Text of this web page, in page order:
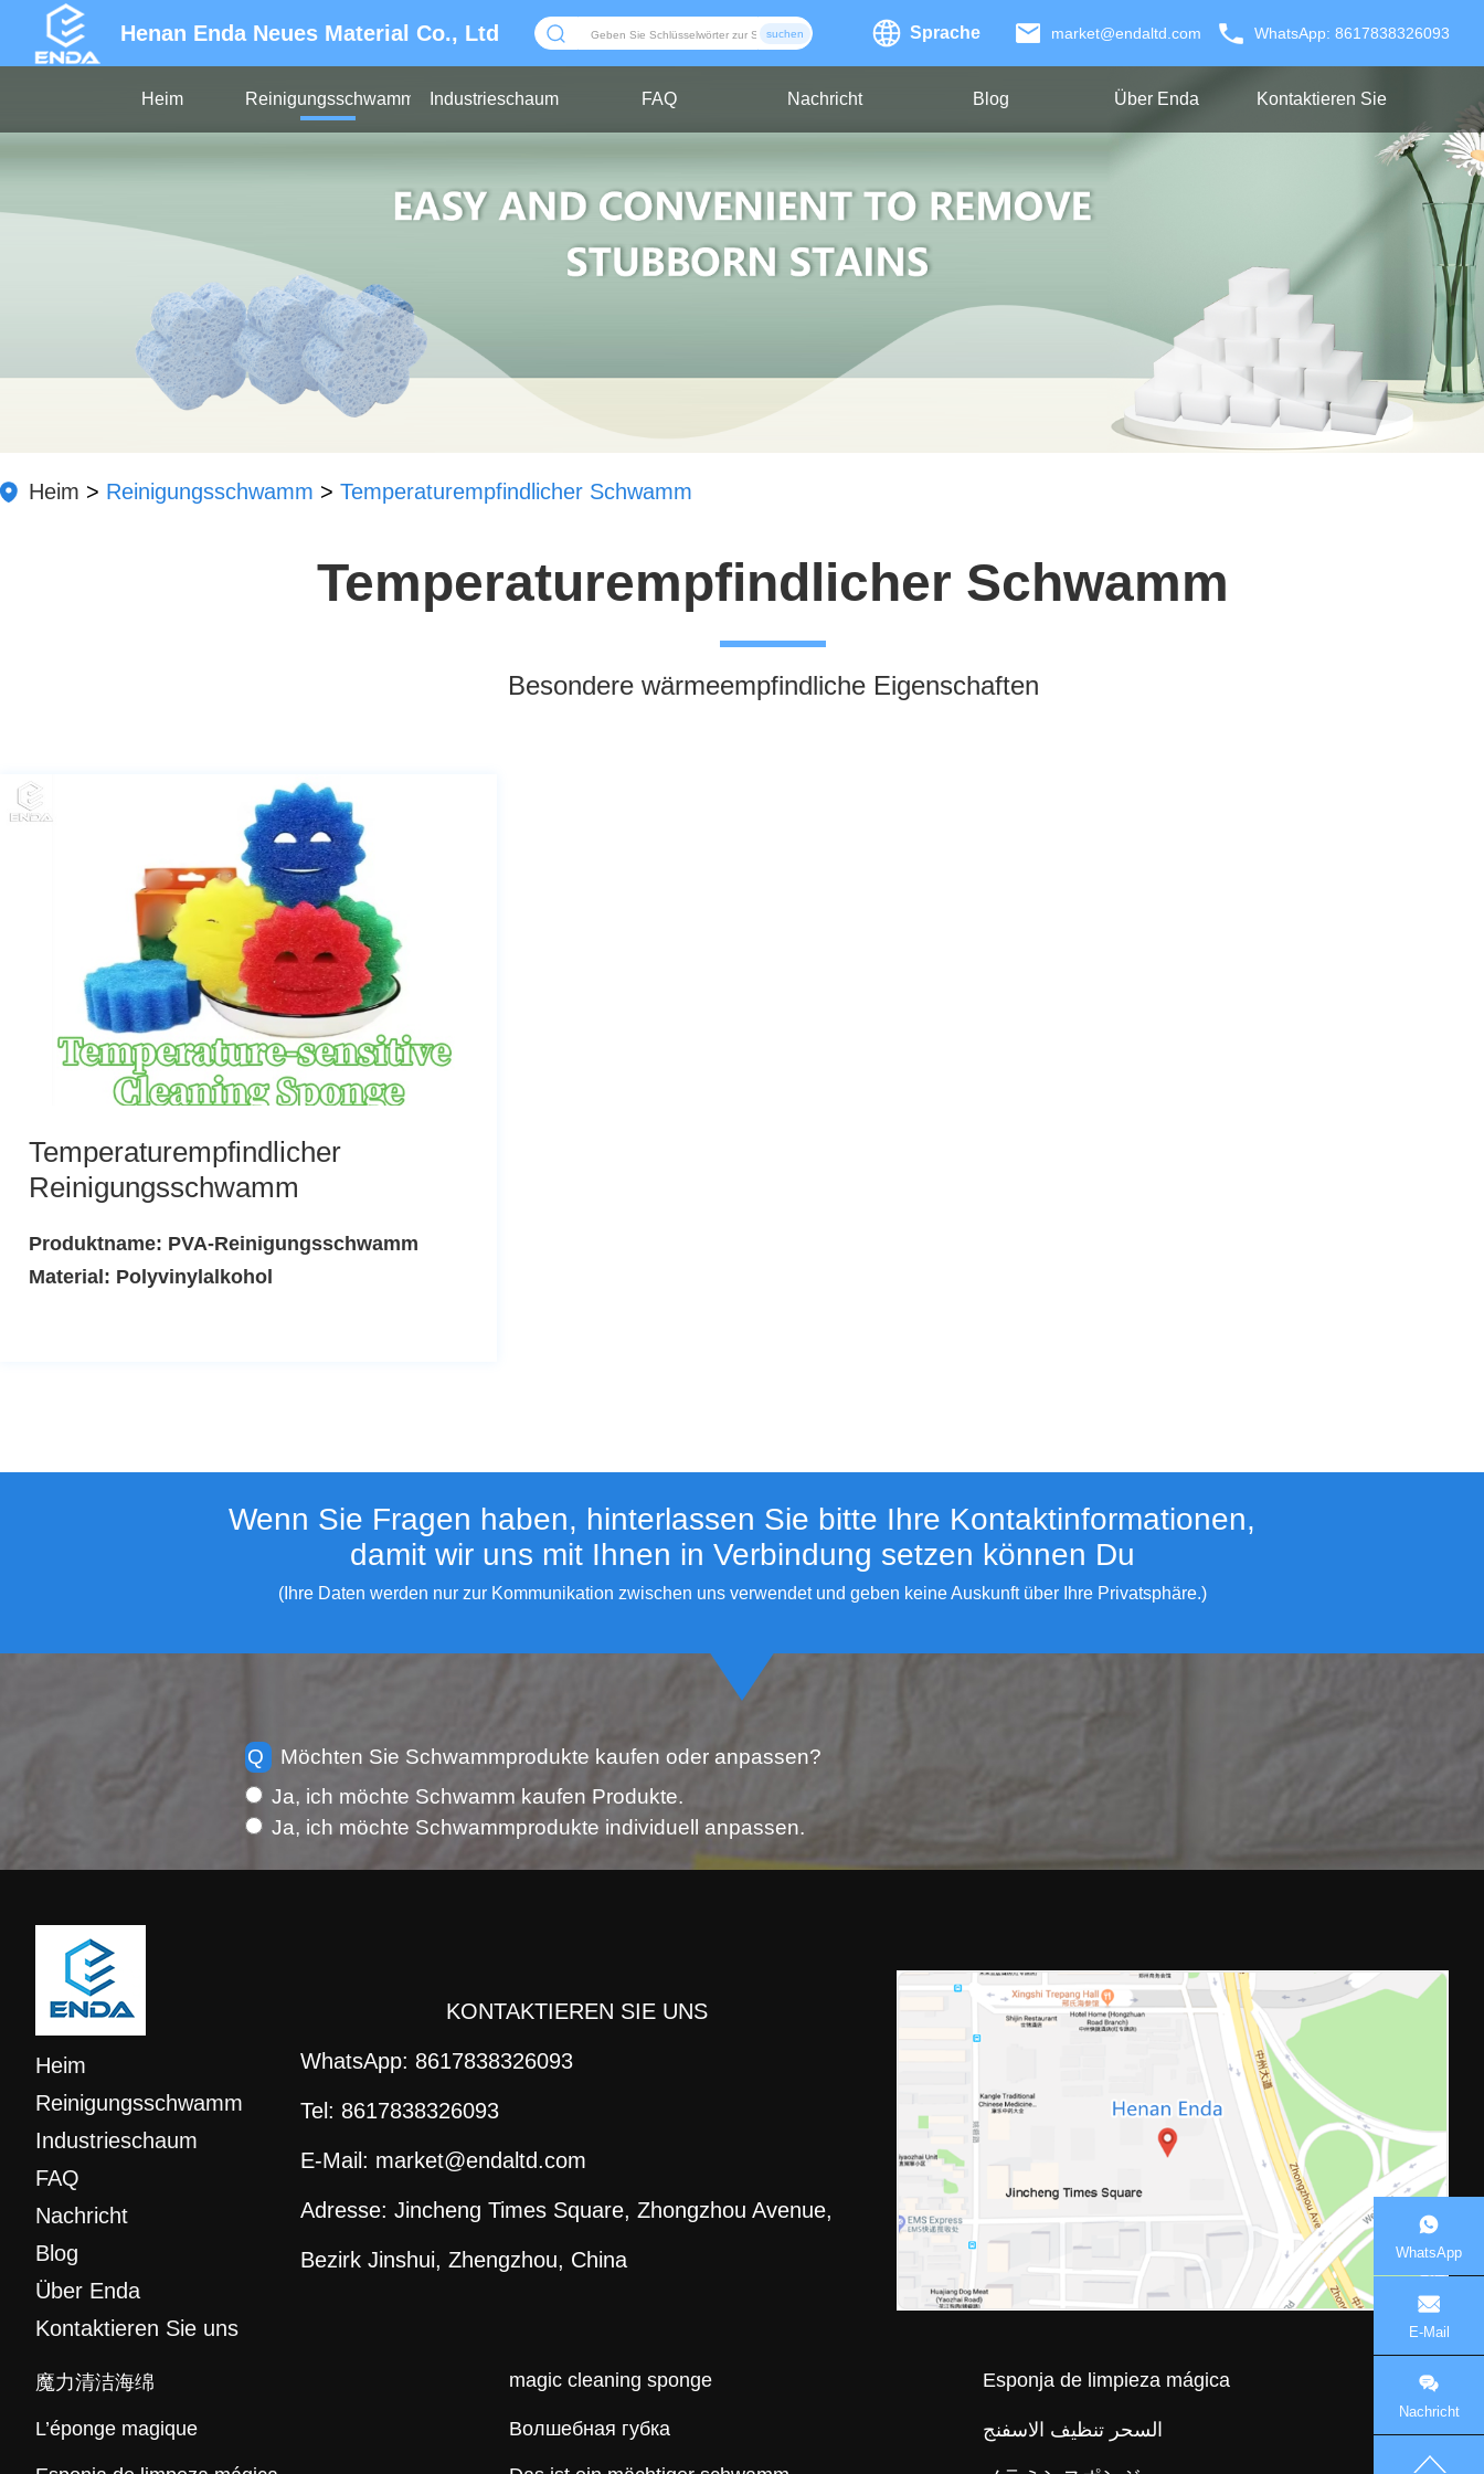
Henan Enda Neues Material Co., Ltd suchen Sprache market@endaltd.com WhatsApp: 8617838326093
Heim Reinigungsschwamm Industrieschaum FAQ Nachricht Blog Über Enda Kontaktieren Sie
Heim > Reinigungsschwamm > Temperaturempfindlicher Schwamm
Temperaturempfindlicher Schwamm
Besondere wärmeempfindliche Eigenschaften
Temperaturempfindlicher
Reinigungsschwamm
Produktname: PVA-Reinigungsschwamm
Material: Polyvinylalkohol
Wenn Sie Fragen haben, hinterlassen Sie bitte Ihre Kontaktinformationen,
damit wir uns mit Ihnen in Verbindung setzen können Du
(Ihre Daten werden nur zur Kommunikation zwischen uns verwendet und geben keine Auskunft über Ihre Privatsphäre.)
Q
Möchten Sie Schwammprodukte kaufen oder anpassen?
Ja, ich möchte Schwamm kaufen Produkte.
Ja, ich möchte Schwammprodukte individuell anpassen.
Heim
Reinigungsschwamm
Industrieschaum
FAQ
Nachricht
Blog
Über Enda
Kontaktieren Sie uns
KONTAKTIEREN SIE UNS
WhatsApp: 8617838326093
Tel: 8617838326093
E-Mail: market@endaltd.com
Adresse: Jincheng Times Square, Zhongzhou Avenue,
Bezirk Jinshui, Zhengzhou, China
魔力清洁海绵 magic cleaning sponge Esponja de limpieza mágica
L’éponge magique Волшебная губка السحر تنظيف الاسفنج
WhatsApp
E-Mail
Nachricht
hinterlassen